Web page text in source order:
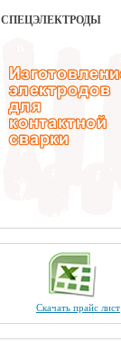
СПЕЦЭЛЕКТРОДЫ
Скачать прайс лист